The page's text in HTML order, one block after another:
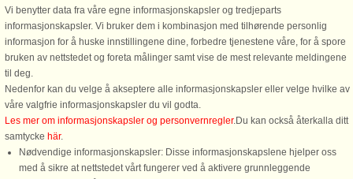
Info og åpningstider
Før ferien
Vi benytter data fra våre egne informasjonskapsler og tredjeparts
informasjonskapsler. Vi bruker dem i kombinasjon med tilhørende personlig
informasjon for å huske innstillingene dine, forbedre tjenestene våre, for å spore
bruken av nettstedet og foreta målinger samt vise de mest relevante meldingene
til deg.
Nedenfor kan du velge å akseptere alle informasjonskapsler eller velge hvilke av
våre valgfrie informasjonskapsler du vil godta.
Les mer om informasjonskapsler og personvernregler.Du kan också återkalla ditt
samtycke här.
Nødvendige informasjonskapsler: Disse informasjonskapslene hjelper oss
med å sikre at nettstedet vårt fungerer ved å aktivere grunnleggende